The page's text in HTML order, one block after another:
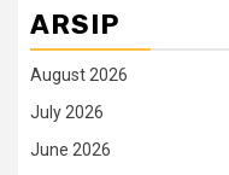
ARSIP
August 2026
July 2026
June 2026